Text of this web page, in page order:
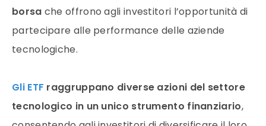
borsa che offrono agli investitori l’opportunità di
partecipare alle performance delle aziende
tecnologiche.
Gli ETF raggruppano diverse azioni del settore
tecnologico in un unico strumento finanziario,